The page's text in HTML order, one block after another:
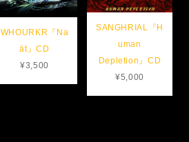
WHOURKR『Na
ät』CD
¥3,500
SANGHRIAL『H
uman
Depletion』CD
¥5,000